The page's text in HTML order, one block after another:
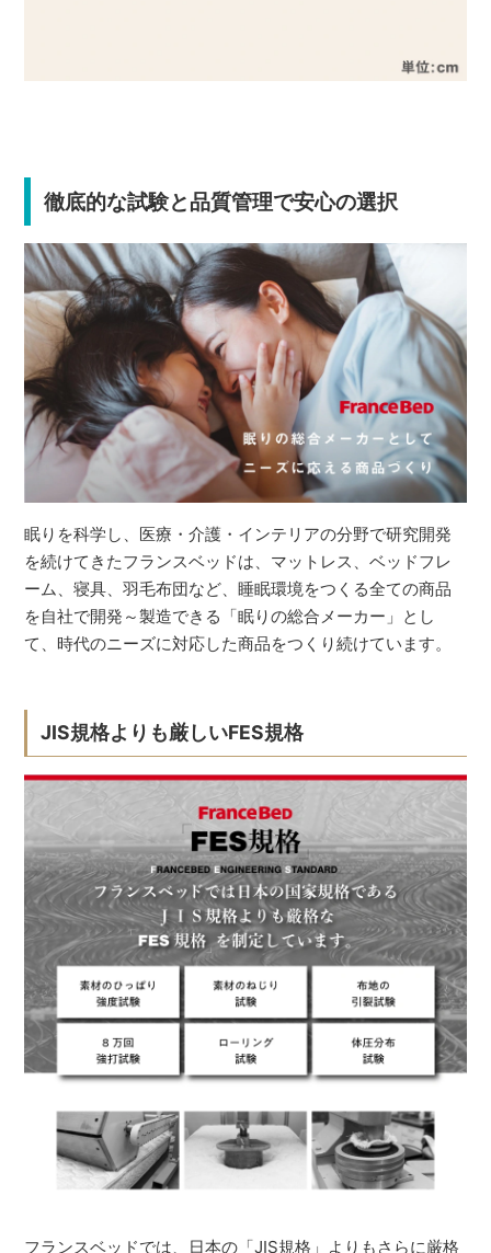
徹底的な試験と品質管理で安心の選択
眠りを科学し、医療・介護・インテリアの分野で研究開発
を続けてきたフランスベッドは、マットレス、ベッドフレ
ーム、寝具、羽毛布団など、睡眠環境をつくる全ての商品
を自社で開発～製造できる「眠りの総合メーカー」とし
て、時代のニーズに対応した商品をつくり続けています。
JIS規格よりも厳しいFES規格
フランスベッドでは、日本の「JIS規格」よりもさらに厳格